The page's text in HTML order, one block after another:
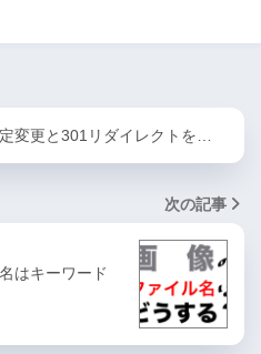
変更と301リダイレクトを…
次の記事
はキーワード